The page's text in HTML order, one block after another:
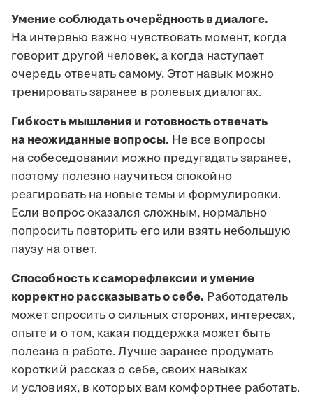
Умение соблюдать очерёдность в диалоге.
На интервью важно чувствовать момент, когда
говорит другой человек, а когда наступает
очередь отвечать самому. Этот навык можно
тренировать заранее в ролевых диалогах.
Гибкость мышления и готовность отвечать
на неожиданные вопросы. Не все вопросы
на собеседовании можно предугадать заранее,
поэтому полезно научиться спокойно
реагировать на новые темы и формулировки.
Если вопрос оказался сложным, нормально
попросить повторить его или взять небольшую
паузу на ответ.
Способность к саморефлексии и умение
корректно рассказывать о себе. Работодатель
может спросить о сильных сторонах, интересах,
опыте и о том, какая поддержка может быть
полезна в работе. Лучше заранее продумать
короткий рассказ о себе, своих навыках
и условиях, в которых вам комфортнее работать.